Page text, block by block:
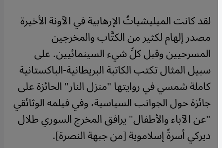
لقد كانت الميليشياتُ الإرهابية في الآونة الأخيرة
مصدر إلهام لكثير من الكتَّاب والمخرجين
المسرحيين وقبل كلِّ شيء السينمائيين. على
سبيل المثال تكتب الكاتبة البريطانية-الباكستانية
كاملة شمسي في روايتها "منزل النار" الحائزة على
جائزة حول الجوانب السياسية، وفي فيلمه الوثائقي
"عن الآباء والأطفال" يرافق المخرج السوري طلال
ديركي أسرةً إسلاموية [من جبهة النصرة].